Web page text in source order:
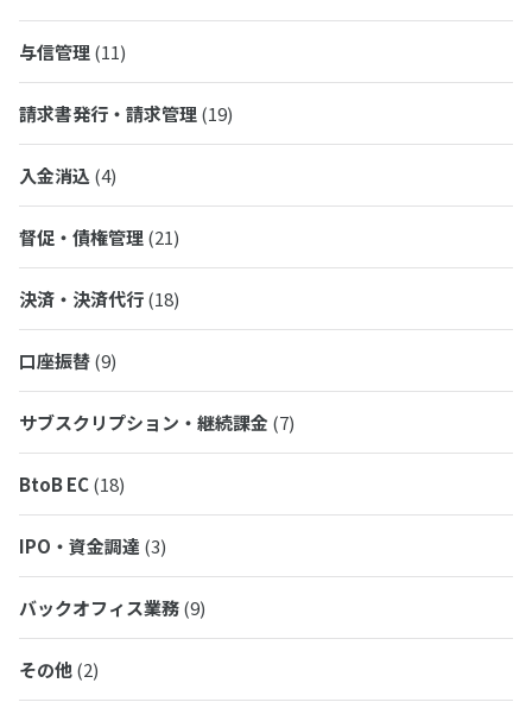
与信管理(11)
請求書発行・請求管理(19)
入金消込 (4)
督促・債権管理(21)
決済・決済代行(18)
口座振替(9)
サブスクリプション・継続課金 (7)
BtoB EC(18)
IPO・資金調達 (3)
バックオフィス業務(9)
その他(2)